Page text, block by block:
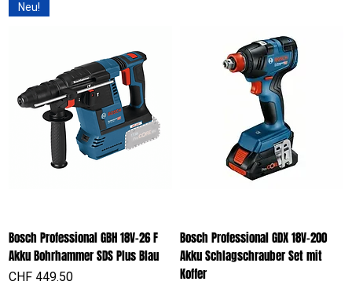
Neu!
Bosch Professional GBH 18V-26 F
Akku Bohrhammer SDS Plus Blau
Preis
CHF 449.50
Bosch Professional GDX 18V-200
Akku Schlagschrauber Set mit
Koffer